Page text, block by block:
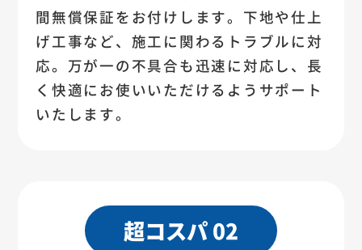
間無償保証をお付けします。下地や仕上
げ工事など、施工に関わるトラブルに対
応。万が一の不具合も迅速に対応し、長
く快適にお使いいただけるようサポート
いたします。
超コスパ 02